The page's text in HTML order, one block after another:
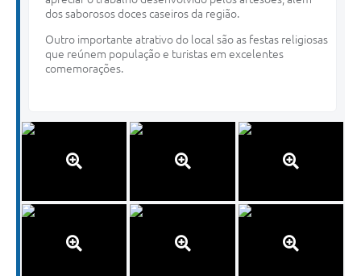
dos saborosos doces caseiros da região.
Outro importante atrativo do local são as festas religiosas
que reúnem população e turistas em excelentes
comemorações.